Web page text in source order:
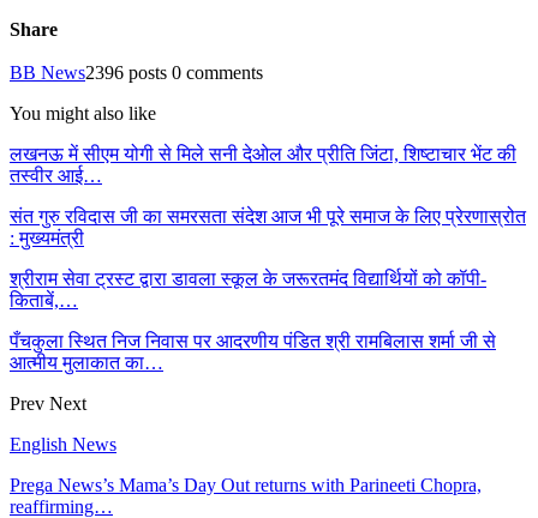
Share
BB News2396 posts 0 comments
You might also like
लखनऊ में सीएम योगी से मिले सनी देओल और प्रीति जिंटा, शिष्टाचार भेंट की
तस्वीर आई…
संत गुरु रविदास जी का समरसता संदेश आज भी पूरे समाज के लिए प्रेरणास्रोत
: मुख्यमंत्री
श्रीराम सेवा ट्रस्ट द्वारा डावला स्कूल के जरूरतमंद विद्यार्थियों को कॉपी-
किताबें,…
पँचकुला स्थित निज निवास पर आदरणीय पंडित श्री रामबिलास शर्मा जी से
आत्मीय मुलाकात का…
Prev Next
English News
Prega News’s Mama’s Day Out returns with Parineeti Chopra,
reaffirming…